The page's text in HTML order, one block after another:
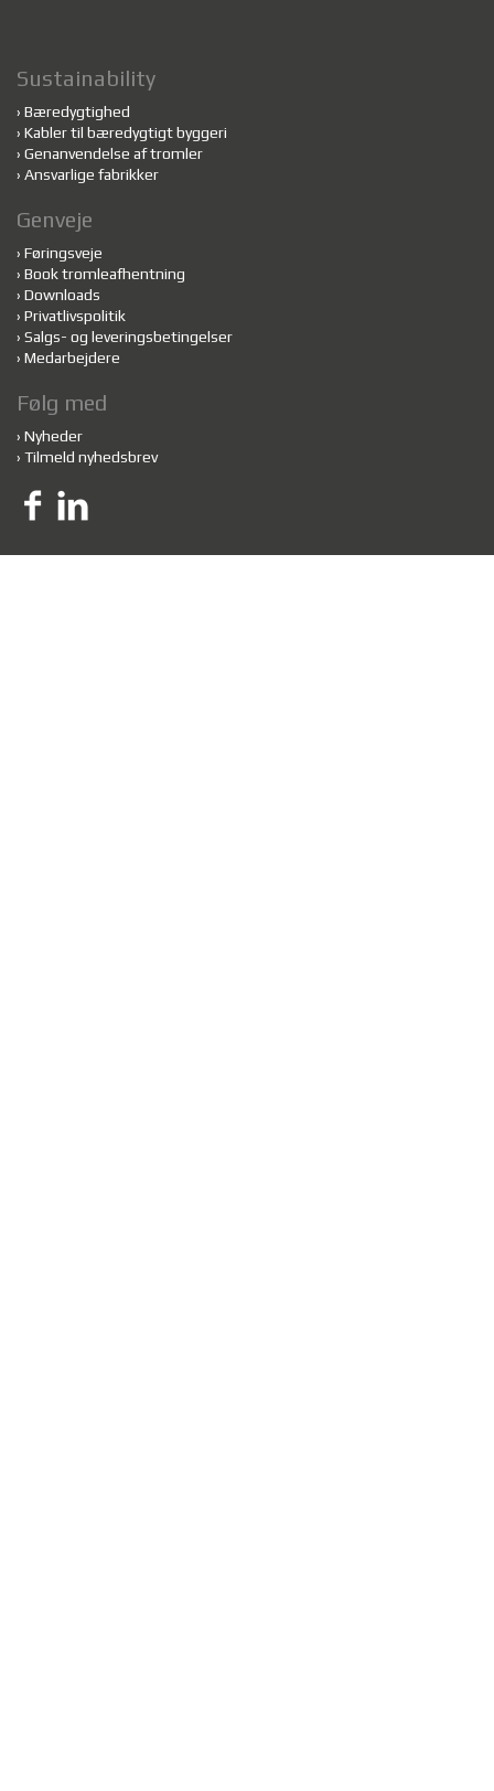
Sustainability
› Bæredygtighed
› Kabler til bæredygtigt byggeri
› Genanvendelse af tromler
› Ansvarlige fabrikker
Genveje
› Føringsveje
› Book tromleafhentning
› Downloads
› Privatlivspolitik
› Salgs- og leveringsbetingelser
› Medarbejdere
Følg med
› Nyheder
› Tilmeld nyhedsbrev